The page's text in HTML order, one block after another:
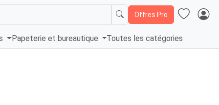
Offres Pro
Papeterie et bureautique Toutes les catégories